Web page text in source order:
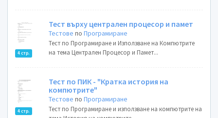
4 стр.
Тест върху централен процесор и памет
Тестове поПрограмиране
Тест по Програмиране и Използване на Компютрите
на тема Централен Процесор и Памет...
4 стр.
Тест по ПИК - "Кратка история на
компютрите"
Тестове поПрограмиране
Тест по Програмиране и използване на компютрите на